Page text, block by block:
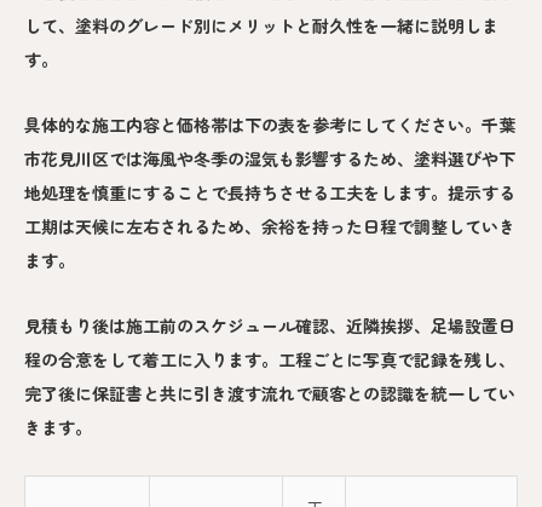
して、塗料のグレード別にメリットと耐久性を一緒に説明しま
す。
具体的な施工内容と価格帯は下の表を参考にしてください。千葉
市花見川区では海風や冬季の湿気も影響するため、塗料選びや下
地処理を慎重にすることで長持ちさせる工夫をします。提示する
工期は天候に左右されるため、余裕を持った日程で調整していき
ます。
見積もり後は施工前のスケジュール確認、近隣挨拶、足場設置日
程の合意をして着工に入ります。工程ごとに写真で記録を残し、
完了後に保証書と共に引き渡す流れで顧客との認識を統一してい
きます。